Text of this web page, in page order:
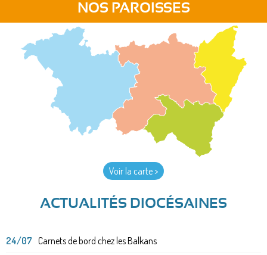
NOS PAROISSES
Voir la carte >
ACTUALITÉS DIOCÉSAINES
24/07 Carnets de bord chez les Balkans